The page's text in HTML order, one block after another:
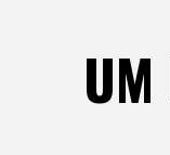
UM